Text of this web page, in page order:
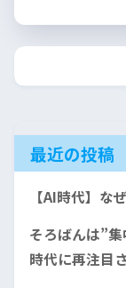
最近の投稿
【AI時代】な
そろばんは”
時代に再注目